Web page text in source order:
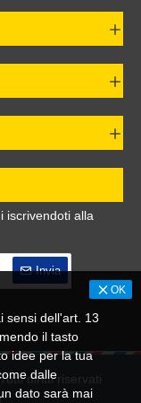
iscrivendoti alla
Invia
diritti riservati
OK
sensi dell'art. 13
il tasto
idee per la tua
dalle
dato sarà mai